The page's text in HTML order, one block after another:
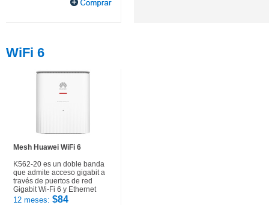
WiFi 6
Mesh Huawei WiFi 6
K562-20 es un doble banda
que admite acceso gigabit a
través de puertos de red
Gigabit Wi-Fi 6 y Ethernet
12 meses: $84